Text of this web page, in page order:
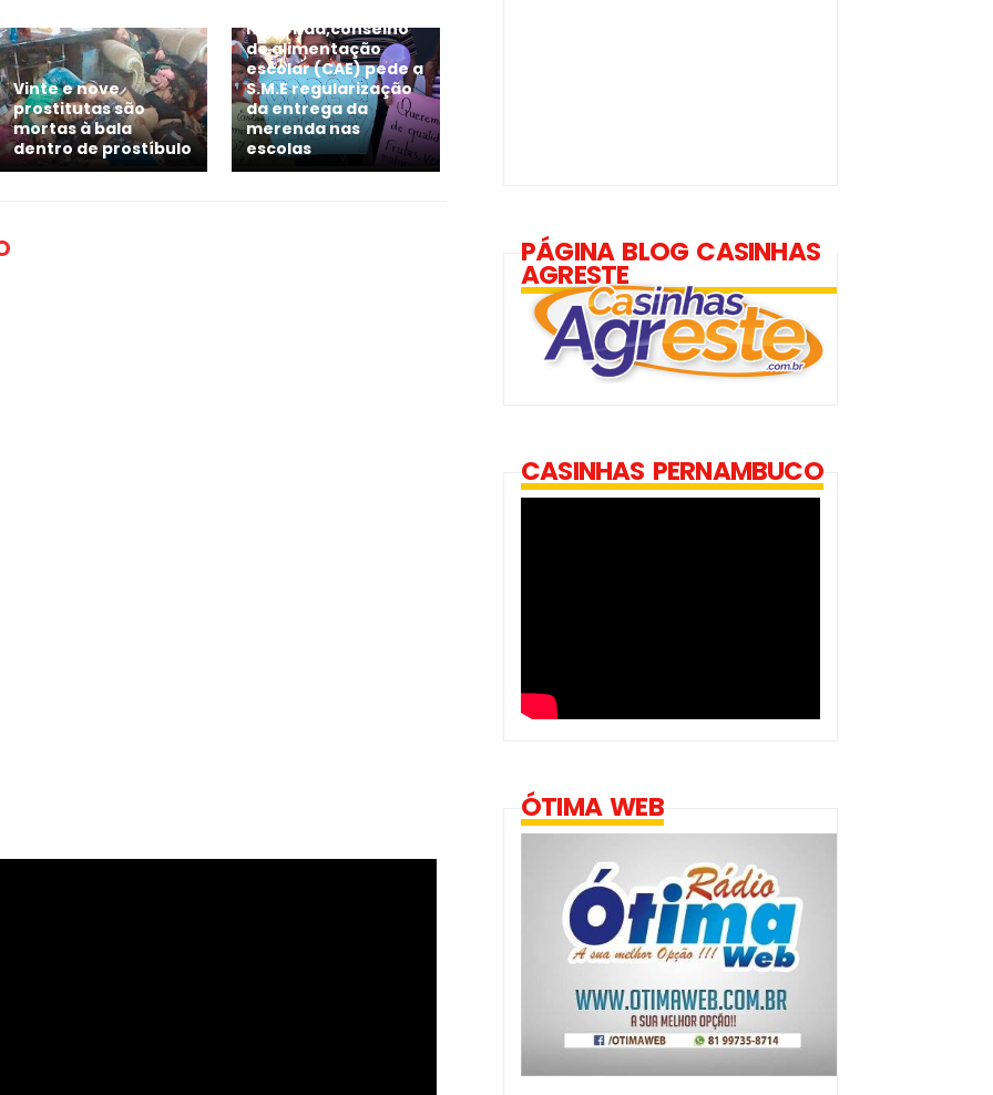
Vinte e nove
prostitutas são
mortas à bala
dentro de prostíbulo
merenda,conselho
de alimentação
escolar (CAE) pede a
S.M.E regularização
da entrega da
merenda nas
escolas
PÁGINA BLOG CASINHAS
AGRESTE
CASINHAS PERNAMBUCO
ÓTIMA WEB